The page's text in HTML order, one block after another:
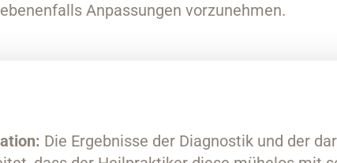
Anpassungen vorzunehmen.
Die Ergebnisse der Diagnostik und der